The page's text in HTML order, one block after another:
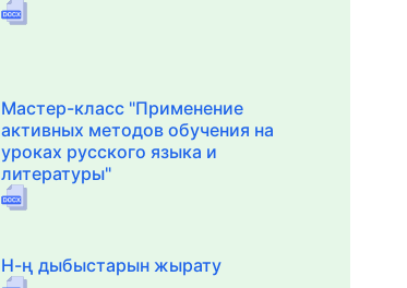
Мастер-класс "Применение
активных методов обучения на
уроках русского языка и
литературы"
Н-ң дыбыстарын жырату